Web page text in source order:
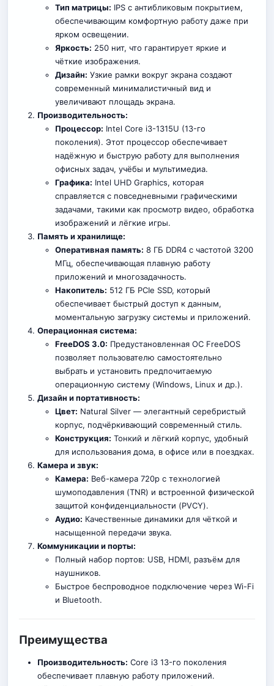
Тип матрицы: IPS с антибликовым покрытием,
обеспечивающим комфортную работу даже при
ярком освещении.
Яркость: 250 нит, что гарантирует яркие и
чёткие изображения.
Дизайн: Узкие рамки вокруг экрана создают
современный минималистичный вид и
увеличивают площадь экрана.
Производительность:
Процессор: Intel Core i3-1315U (13-го
поколения). Этот процессор обеспечивает
надёжную и быструю работу для выполнения
офисных задач, учёбы и мультимедиа.
Графика: Intel UHD Graphics, которая
справляется с повседневными графическими
задачами, такими как просмотр видео, обработка
изображений и лёгкие игры.
Память и хранилище:
Оперативная память: 8 ГБ DDR4 с частотой 3200
МГц, обеспечивающая плавную работу
приложений и многозадачность.
Накопитель: 512 ГБ PCIe SSD, который
обеспечивает быстрый доступ к данным,
моментальную загрузку системы и приложений.
Операционная система:
FreeDOS 3.0: Предустановленная ОС FreeDOS
позволяет пользователю самостоятельно
выбрать и установить предпочитаемую
операционную систему (Windows, Linux и др.).
Дизайн и портативность:
Цвет: Natural Silver — элегантный серебристый
корпус, подчёркивающий современный стиль.
Конструкция: Тонкий и лёгкий корпус, удобный
для использования дома, в офисе или в поездках.
Камера и звук:
Камера: Веб-камера 720p с технологией
шумоподавления (TNR) и встроенной физической
защитой конфиденциальности (PVCY).
Аудио: Качественные динамики для чёткой и
насыщенной передачи звука.
Коммуникации и порты:
Полный набор портов: USB, HDMI, разъём для
наушников.
Быстрое беспроводное подключение через Wi-Fi
и Bluetooth.
Преимущества
Производительность: Core i3 13-го поколения
обеспечивает плавную работу приложений.